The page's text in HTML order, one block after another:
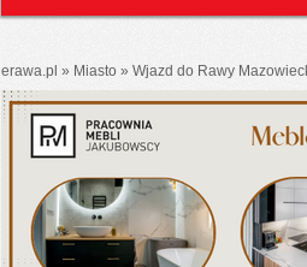
erawa.pl » Miasto » Wjazd do Rawy